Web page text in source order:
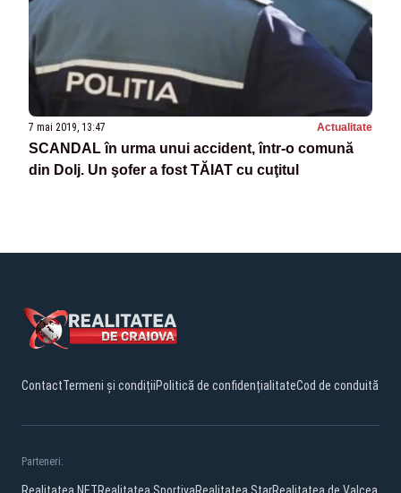
7 mai 2019, 13:47 Actualitate
SCANDAL în urma unui accident, într-o comună
din Dolj. Un şofer a fost TĂIAT cu cuţitul
ContactTermeni și condițiiPolitică de confidențialitateCod de conduită
Parteneri: